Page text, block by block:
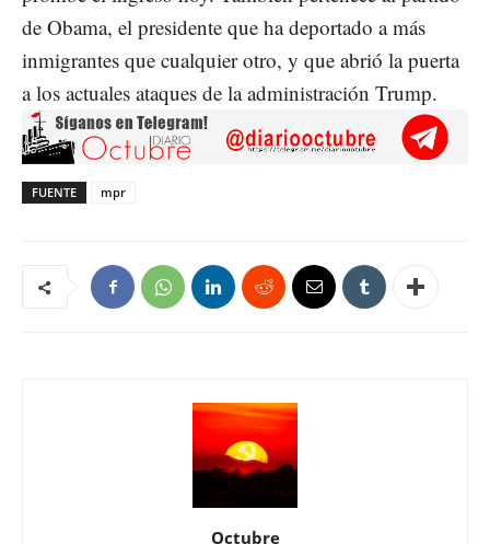
de Obama, el presidente que ha deportado a más
inmigrantes que cualquier otro, y que abrió la puerta
a los actuales ataques de la administración Trump.
FUENTE mpr
Octubre